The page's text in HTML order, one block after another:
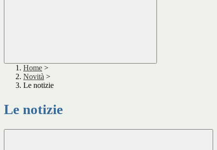
Home >
Novità >
Le notizie
Le notizie